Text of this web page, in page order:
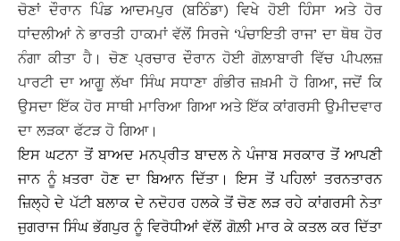
ਚੋਣਾਂ ਦੌਰਾਨ ਪਿੰਡ ਆਦਮਪੁਰ (ਬਠਿੰਡਾ) ਵਿਖੇ ਹੋਈ ਹਿੰਸਾ ਅਤੇ ਹੋਰ
ਧਾਂਦਲੀਆਂ ਨੇ ਭਾਰਤੀ ਹਾਕਮਾਂ ਵੱਲੋਂ ਸਿਰਜੇ ‘ਪੰਚਾਇਤੀ ਰਾਜ’ ਦਾ ਥੋਥ ਹੋਰ
ਨੰਗਾ ਕੀਤਾ ਹੈ। ਚੋਣ ਪ੍ਰਚਾਰ ਦੌਰਾਨ ਹੋਈ ਗੋਲ਼ਾਬਾਰੀ ਵਿੱਚ ਪੀਪਲਜ਼
ਪਾਰਟੀ ਦਾ ਆਗੂ ਲੱਖਾ ਸਿੰਘ ਸਧਾਣਾ ਗੰਭੀਰ ਜ਼ਖ਼ਮੀ ਹੋ ਗਿਆ, ਜਦੋਂ ਕਿ
ਉਸਦਾ ਇੱਕ ਹੋਰ ਸਾਥੀ ਮਾਰਿਆ ਗਿਆ ਅਤੇ ਇੱਕ ਕਾਂਗਰਸੀ ਉਮੀਦਵਾਰ
ਦਾ ਲੜਕਾ ਫੱਟੜ ਹੋ ਗਿਆ।
ਇਸ ਘਟਨਾ ਤੋਂ ਬਾਅਦ ਮਨਪ੍ਰੀਤ ਬਾਦਲ ਨੇ ਪੰਜਾਬ ਸਰਕਾਰ ਤੋਂ ਆਪਣੀ
ਜਾਨ ਨੂੰ ਖ਼ਤਰਾ ਹੋਣ ਦਾ ਬਿਆਨ ਦਿੱਤਾ। ਇਸ ਤੋਂ ਪਹਿਲਾਂ ਤਰਨਤਾਰਨ
ਜ਼ਿਲ੍ਹੇ ਦੇ ਪੱਟੀ ਬਲਾਕ ਦੇ ਨਦੋਹਰ ਹਲਕੇ ਤੋਂ ਚੋਣ ਲੜ ਰਹੇ ਕਾਂਗਰਸੀ ਨੇਤਾ
ਜੁਗਰਾਜ ਸਿੰਘ ਭੱਗਪੁਰ ਨੂੰ ਵਿਰੋਧੀਆਂ ਵੱਲੋਂ ਗੋਲ਼ੀ ਮਾਰ ਕੇ ਕਤਲ ਕਰ ਦਿੱਤਾ